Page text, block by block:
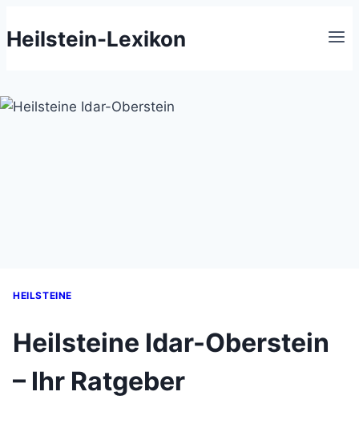
Inhalt
Heilstein-Lexikon
HEILSTEINE
Heilsteine Idar-Oberstein
– Ihr Ratgeber